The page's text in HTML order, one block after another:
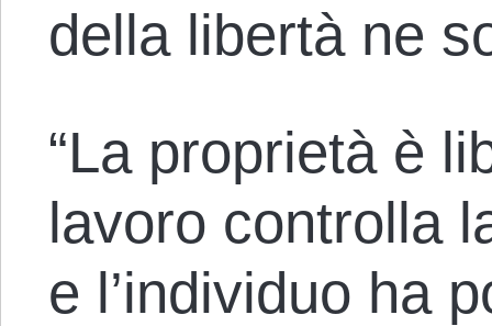
della libertà ne
“La proprietà è
lavoro controlla
e l’individuo ha